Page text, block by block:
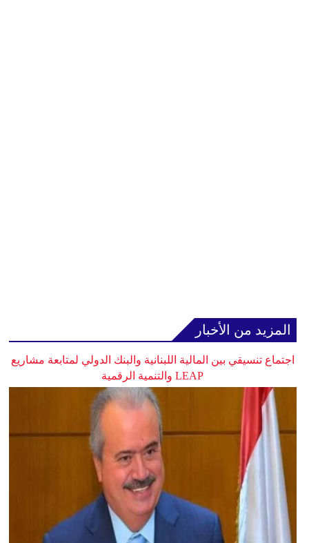
المزيد من الأخبار
اجتماع تنسيقي بين المالية اللبنانية والبنك الدولي لمتابعة مشاريع
LEAP والتنمية الرقمية